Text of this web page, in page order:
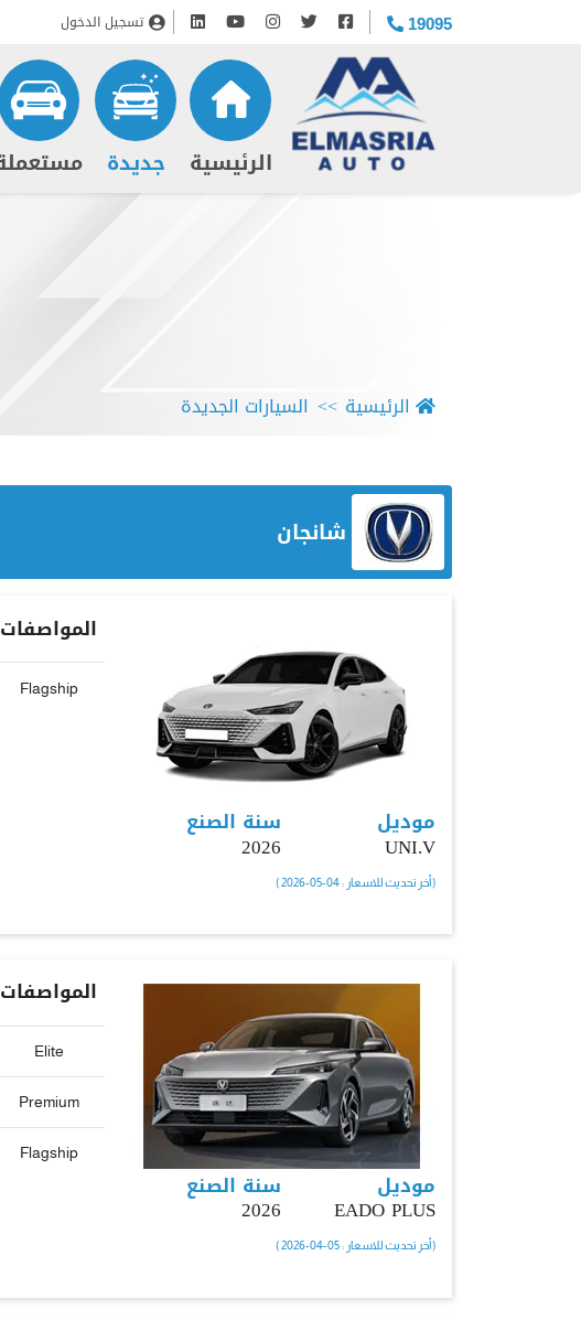
19095 تسجيل الدخول
الرئيسية جديدة
الرئيسية السيارات الجديدة
شانجان
موديل
UNI.V
سنة الصنع
2026
( أخر تحديث للاسعار : 04-05-2026 )
المواصفات
Flagship
موديل
EADO PLUS
سنة الصنع
2026
( أخر تحديث للاسعار : 05-04-2026 )
المواصفات
Elite
Premium
Flagship